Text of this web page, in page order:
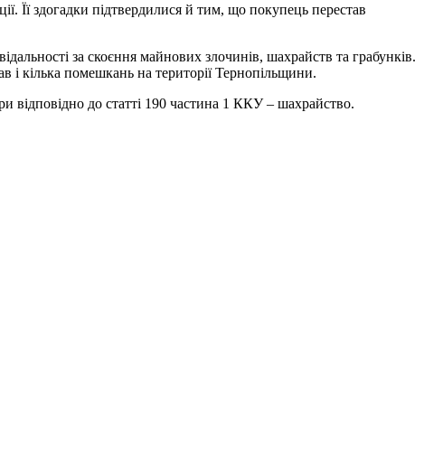
Її здогадки підтвердилися й тим, що покупець перестав
за скоєння майнових злочинів, шахрайств та грабунків.
і кілька помешкань на території Тернопільщини.
відповідно до статті 190 частина 1 ККУ – шахрайство.